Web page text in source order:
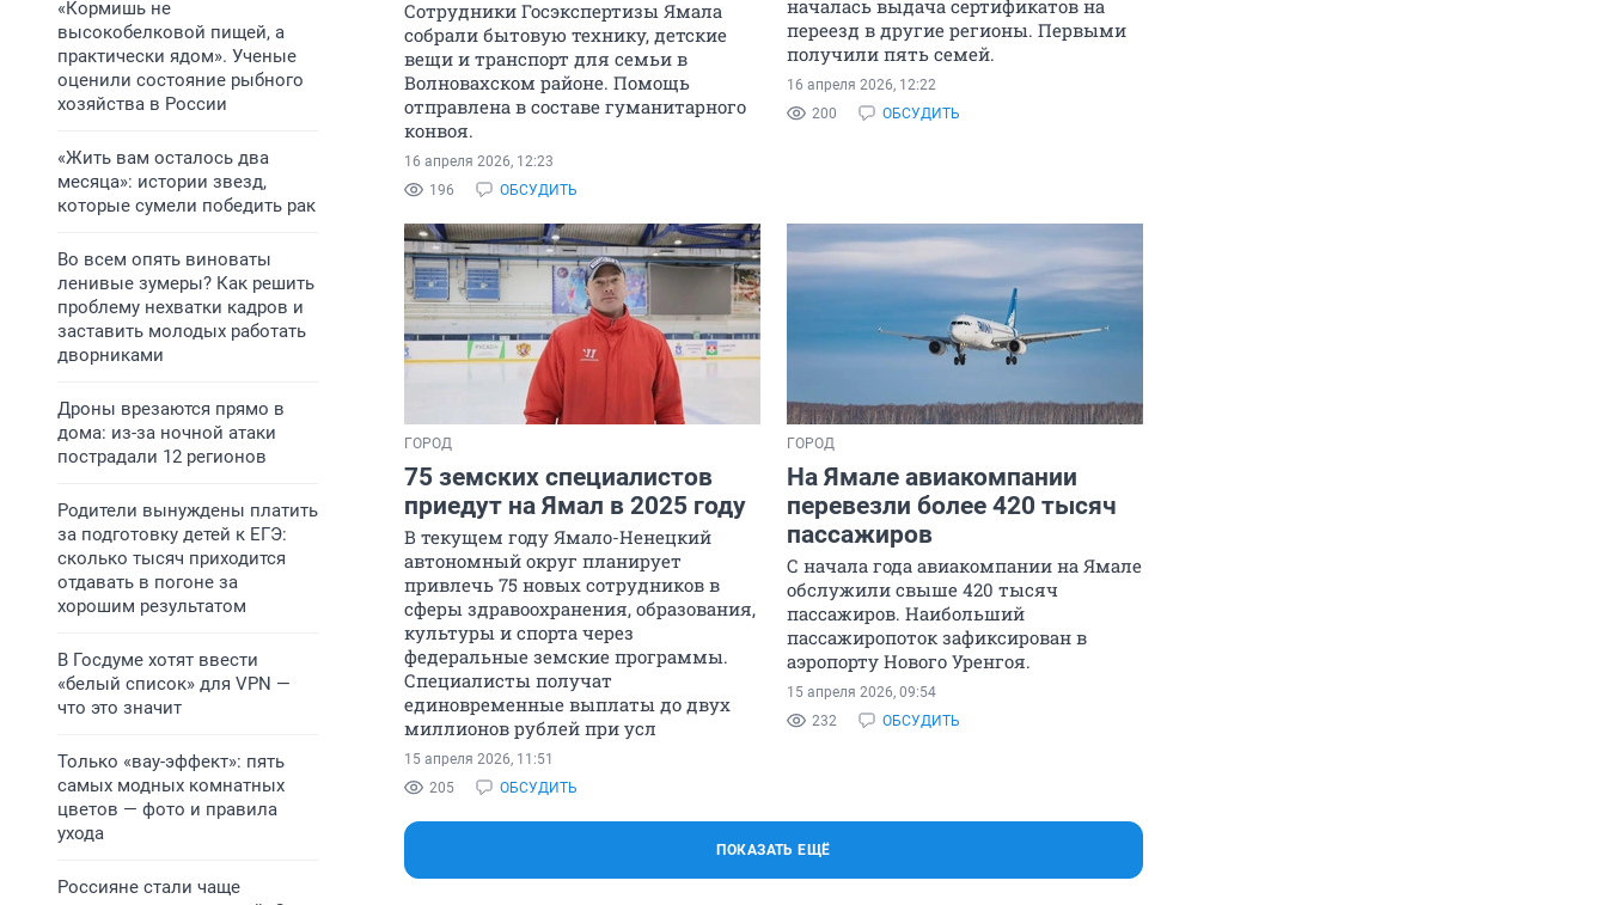
«Кормишь не
высокобелковой пищей, а
практически ядом». Ученые
оценили состояние рыбного
хозяйства в России
«Жить вам осталось два
месяца»: истории звезд,
которые сумели победить рак
Во всем опять виноваты
ленивые зумеры? Как решить
проблему нехватки кадров и
заставить молодых работать
дворниками
Дроны врезаются прямо в
дома: из-за ночной атаки
пострадали 12 регионов
Родители вынуждены платить
за подготовку детей к ЕГЭ:
сколько тысяч приходится
отдавать в погоне за
хорошим результатом
В Госдуме хотят ввести
«белый список» для VPN —
что это значит
Только «вау-эффект»: пять
самых модных комнатных
цветов — фото и правила
ухода
Россияне стали чаще
Сотрудники Госэкспертизы Ямала
собрали бытовую технику, детские
вещи и транспорт для семьи в
Волновахском районе. Помощь
отправлена в составе гуманитарного
конвоя.
196 ОБСУДИТЬ
16 апреля 2026, 12:23
началась выдача сертификатов на
переезд в другие регионы. Первыми
получили пять семей.
200 ОБСУДИТЬ
16 апреля 2026, 12:22
ГОРОД
75 земских специалистов
приедут на Ямал в 2025 году
В текущем году Ямало-Ненецкий
автономный округ планирует
привлечь 75 новых сотрудников в
сферы здравоохранения, образования,
культуры и спорта через
федеральные земские программы.
Специалисты получат
единовременные выплаты до двух
миллионов рублей при усл
205 ОБСУДИТЬ
15 апреля 2026, 11:51
ГОРОД
На Ямале авиакомпании
перевезли более 420 тысяч
пассажиров
С начала года авиакомпании на Ямале
обслужили свыше 420 тысяч
пассажиров. Наибольший
пассажиропоток зафиксирован в
аэропорту Нового Уренгоя.
232 ОБСУДИТЬ
15 апреля 2026, 09:54
ПОКАЗАТЬ ЕЩЁ